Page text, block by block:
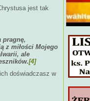
jest tak
pragnę,
z miłości Mojego
ale
[4]
doświadczasz w